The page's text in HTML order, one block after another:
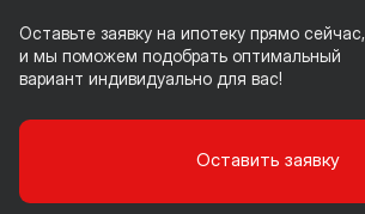
Оставьте заявку на ипотеку прямо сейчас,
и мы поможем подобрать оптимальный
вариант индивидуально для вас!
Оставить заявку